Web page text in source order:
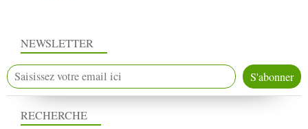
NEWSLETTER
RECHERCHE